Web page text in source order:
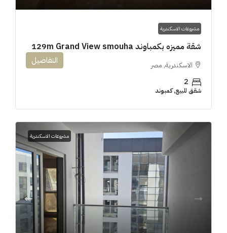
مشروعات الاسكندرية
شقة مميزه بكمباوند 129m Grand View smouha
الاسكندرية, مصر
2
شقق للبيع, كمبوند
التفاصيل
مشروعات الاسكندرية